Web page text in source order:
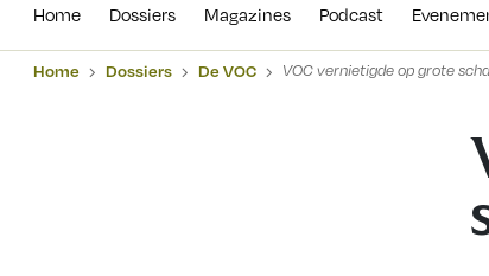
Home Dossiers Magazines Podcast
Home Dossiers De VOC VOC vernietigde op grote